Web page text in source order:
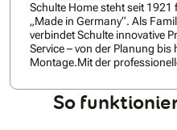
Schulte Home steht seit
„Made in Germany“. Als
verbindet Schulte innovative
Service – von der Planung
Montage.Mit der
zuverlässig in moderne
Komplettservice umfasst die
So